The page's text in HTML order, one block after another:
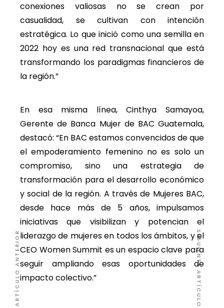
conexiones valiosas no se crean por
casualidad, se cultivan con intención
estratégica. Lo que inició como una semilla en
2022 hoy es una red transnacional que está
transformando los paradigmas financieros de
la región.”
En esa misma línea, Cinthya Samayoa,
Gerente de Banca Mujer de BAC Guatemala,
destacó: “En BAC estamos convencidos de que
el empoderamiento femenino no es solo un
compromiso, sino una estrategia de
transformación para el desarrollo económico
y social de la región. A través de Mujeres BAC,
desde hace más de 5 años, impulsamos
iniciativas que visibilizan y potencian el
liderazgo de mujeres en todos los ámbitos, y el
CEO Women Summit es un espacio clave para
seguir ampliando esas oportunidades de
impacto colectivo.”
ARTÍCULO ANTERIOR SIGUIENTE ARTÍCULO